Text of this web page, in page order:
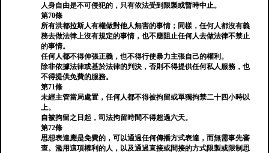
人身自由是不可侵犯的，只有依法受到限製或暫時中止。
第70條
所有洪都拉斯人有權做對他人無害的事情；同樣，任何人都沒有義
務去做法律上沒有規定的事情，也不應阻止任何人去做法律不禁止
的事情。
任何人都不得伸張正義，也不得行使暴力主張自己的權利。
除非依據法律或基於法律的判決，否則不得提供任何私人服務，也
不得提供免費的服務。
第71條
未經主管當局處置，任何人都不得被拘留或單獨拘禁二十四小時以
上。
自被拘留之日起，司法拘留時間不得超過六天。
第72條
思想表達應是免費的，可以通過任何傳播方式表達，而無需事先審
查。濫用這項權利的人，以及通過直接或間接的方式限製或限制思